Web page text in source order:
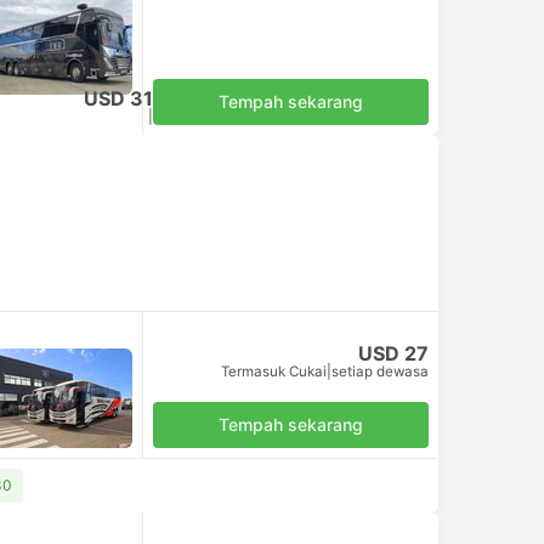
USD 31 Tempah sekarang
USD 27
Termasuk Cukai setiap dewasa
Tempah sekarang